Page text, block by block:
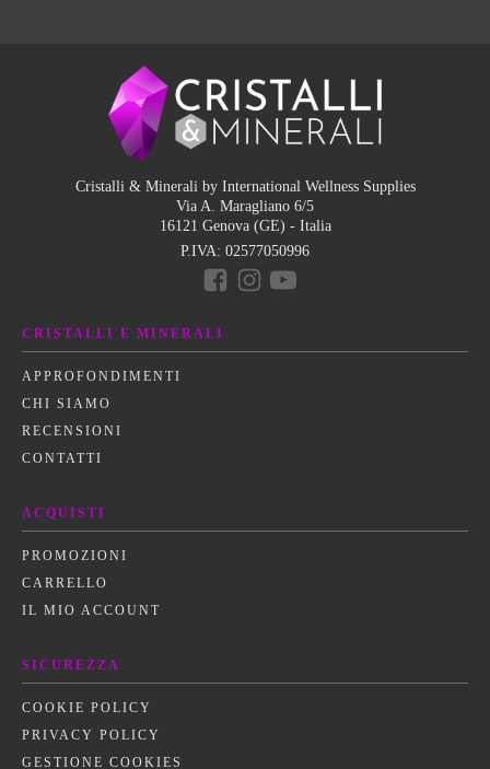
Cristalli & Minerali by International Wellness Supplies
Via A. Maragliano 6/5
16121 Genova (GE) - Italia
P.IVA: 02577050996
CRISTALLI E MINERALI
APPROFONDIMENTI
CHI SIAMO
RECENSIONI
CONTATTI
ACQUISTI
PROMOZIONI
CARRELLO
IL MIO ACCOUNT
SICUREZZA
COOKIE POLICY
PRIVACY POLICY
GESTIONE COOKIES